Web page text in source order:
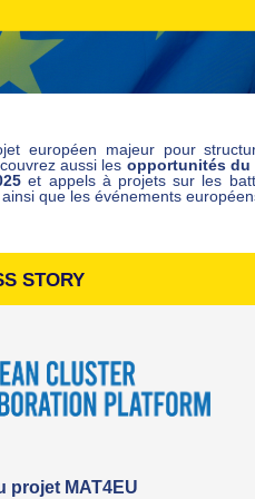
européen majeur pour
aussi les opportunités du
et appels à projets sur les
que les événements
STORY
projet MAT4EU